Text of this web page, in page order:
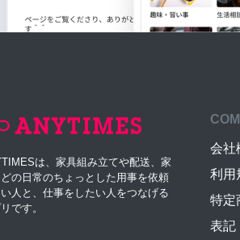
は、家具組み立てや配送、家
の日常のちょっとした用事を依頼
い人と、仕事をしたい人をつなげる
です。
会社
利用
特定
表記